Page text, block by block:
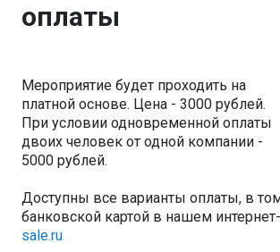
оплаты
Мероприятие будет проходить на
платной основе. Цена - 3000 рублей.
При условии одновременной оплаты
двоих человек от одной компании -
5000 рублей.
Доступны все варианты оплаты, в
банковской картой в нашем
sale.ru